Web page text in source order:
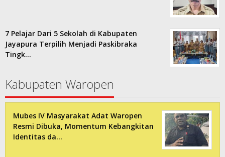
7 Pelajar Dari 5 Sekolah di Kabupaten
Jayapura Terpilih Menjadi Paskibraka
Tingk…
Kabupaten Waropen
Mubes IV Masyarakat Adat Waropen
Resmi Dibuka, Momentum Kebangkitan
Identitas da…